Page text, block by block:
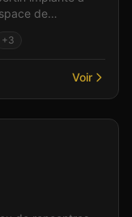
+3
Voir